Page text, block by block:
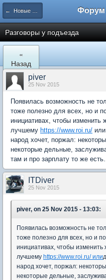
← Новые Водники
Разговоры у подъезда
«
Назад
piver
25 Nov 2015
Появилась возможность не
тоже полезно для всех, но и
инициативах, чтобы изменить
лучшему https://www.roi.ru/
народ хочет, поржал:
некоторые дельные,
там и про зарплату то же
ITDiver
25 Nov 2015
piver, on 25 Nov 2015 - 13:03:
Появилась возможность не
тоже полезно для всех, но и
инициативах, чтобы изменить
лучшему https://www.roi.ru/ или
народ хочет, поржал:
некоторые дельные,